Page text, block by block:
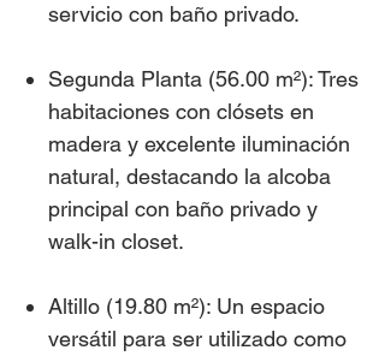
servicio con baño privado.
Segunda Planta (56.00 m²): Tres
habitaciones con clósets en
madera y excelente iluminación
natural, destacando la alcoba
principal con baño privado y
walk-in closet.
Altillo (19.80 m²): Un espacio
versátil para ser utilizado como